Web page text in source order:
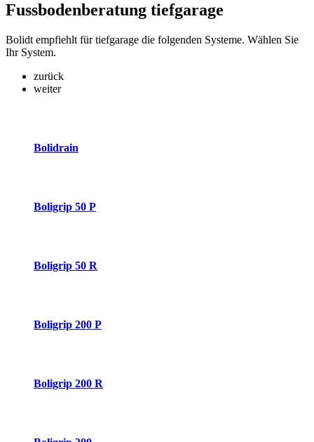
Fussbodenberatung tiefgarage
Bolidt empfiehlt für tiefgarage die folgenden Systeme. Wählen Sie
Ihr System.
zurück
weiter
Bolidrain
Boligrip 50 P
Boligrip 50 R
Boligrip 200 P
Boligrip 200 R